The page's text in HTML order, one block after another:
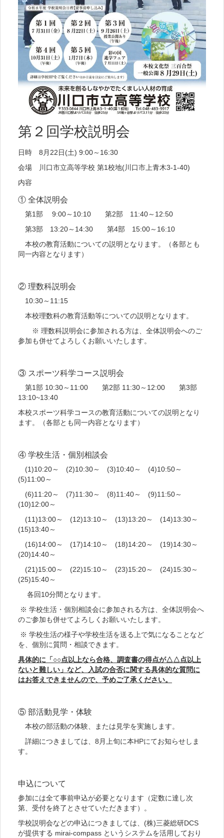
第２回学校説明会
日時 8月22日(土) 9:00～16:30
会場 川口市立高等学校 第1校地(川口市上青木3-1-40)
内容
① 全体説明会
第1部 9:00～10:10 第2部 11:40～12:50
第3部 13:20～14:30 第4部 15:00～16:10
本校の教育活動についての説明となります。（各部とも
同一内容となります）
② 理数科説明会
10:30～11:15
本校理数科の教育活動等についての説明となります。
※ 理数科説明会に参加される方は、全体説明会へのご
参加も併せてよろしくお願いいたします。
③ スポーツ科学コース説明会
第1部 10:30～11:00 第2部 11:30～12:00 第3部
13:10~13:40
本校スポーツ科学コースの教育活動についての説明となり
ます。（各部とも同一内容となります）
④ 学校生活・個別相談会
(1)10:20～ (2)10:30～ (3)10:40～ (4)10:50～
(5)11:00～
(6)11:20～ (7)11:30～ (8)11:40～ (9)11:50～
(10)12:00～
(11)13:00～ (12)13:10～ (13)13:20～ (14)13:30～
(15)13:40～
(16)14:00～ (17)14:10～ (18)14:20～ (19)14:30～
(20)14:40～
(21)15:00～ (22)15:10～ (23)15:20～ (24)15:30～
(25)15:40～
各回10分間となります。
※ 学校生活・個別相談会に参加される方は、全体説明会へ
のご参加も併せてよろしくお願いいたします。
※ 学校生活の様子や学校生活を送る上で気になることなど
を、個別に質問・相談できます。
具体的に「○○点以上なら合格、調査書の得点が△△点以上
ないと難しい」など、入試の合否に関する具体的な質問に
はお答えできませんので、予めご了承ください。
⑤ 部活動見学・体験
本校の部活動の体験、または見学を実施します。
詳細につきましては、8月上旬に本HPにてお知らせしま
す。
申込について
参加には全て事前申込が必要となります（定数に達し次
第、受付を終了とさせていただきます）。
学校説明会などの申込につきましては、(株)三菱総研DCS
が提供する mirai-compass というシステムを活用しており